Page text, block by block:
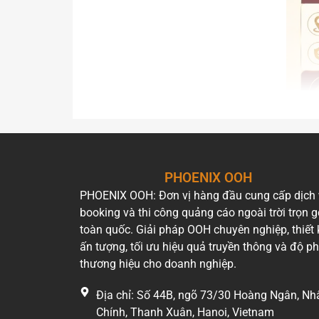
Bảng
Chi
phụ
Để
mới
PHOENIX OOH
PHOENIX OOH: Đơn vị hàng đầu cung cấp dịch
booking và thi công quảng cáo ngoài trời trọn
toàn quốc. Giải pháp OOH chuyên nghiệp, thiết
ấn tượng, tối ưu hiệu quả truyền thông và độ
thương hiệu cho doanh nghiệp.
Địa chỉ: Số 44B, ngõ 73/30 Hoàng Ngân,
Chính, Thanh Xuân, Hanoi, Vietnam